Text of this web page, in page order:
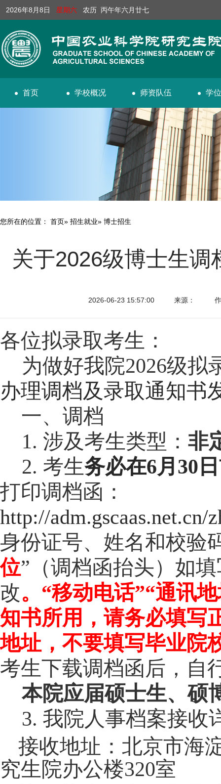
2026年8月8日 星期六 农历 丙午年六月廿七
首页 学校概况 师资队伍 学
您所在的位置： 首页» 招生就业» 博士招生
关于2026级博士生
2026-06-23 15:57:00 来源：
各位拟录取考生：
为做好我院2026级拟
办理调档及录取通知书
一、调档
1. 涉及考生类型： 非
2. 考生务必在6月30
打印调档函 ：
http://adm.gscaas.net.cn/
身份证号、姓名和校验
位”（调档函抬头）如
改。 “移动电话”“通讯
知书所用， 请务必填写
地址，不要填写毕业院
考生下载调档函后， 自
本院应届硕士生、硕
3. 我院人事档案接收
接收地址：北京市海
究生院办公楼320室